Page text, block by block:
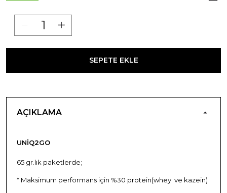
SEPETE EKLE
AÇIKLAMA
UNIQ2GO
65 gr.lık paketlerde;
* Maksimum performans için %30 protein(whey ve kazein)